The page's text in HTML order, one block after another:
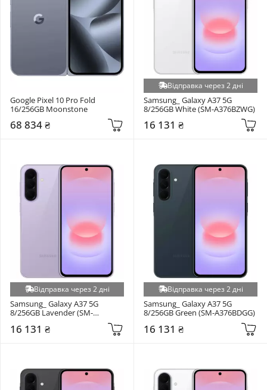
Google Pixel 10 Pro Fold
16/256GB Moonstone
68 834 ₴
Відправка через 2 дні
Samsung_ Galaxy A37 5G
8/256GB White (SM-A376BZWG)
16 131 ₴
Відправка через 2 дні
Samsung_ Galaxy A37 5G
8/256GB Lavender (SM-
16 131 ₴
Відправка через 2 дні
Samsung_ Galaxy A37 5G
8/256GB Green (SM-A376BDGG)
16 131 ₴